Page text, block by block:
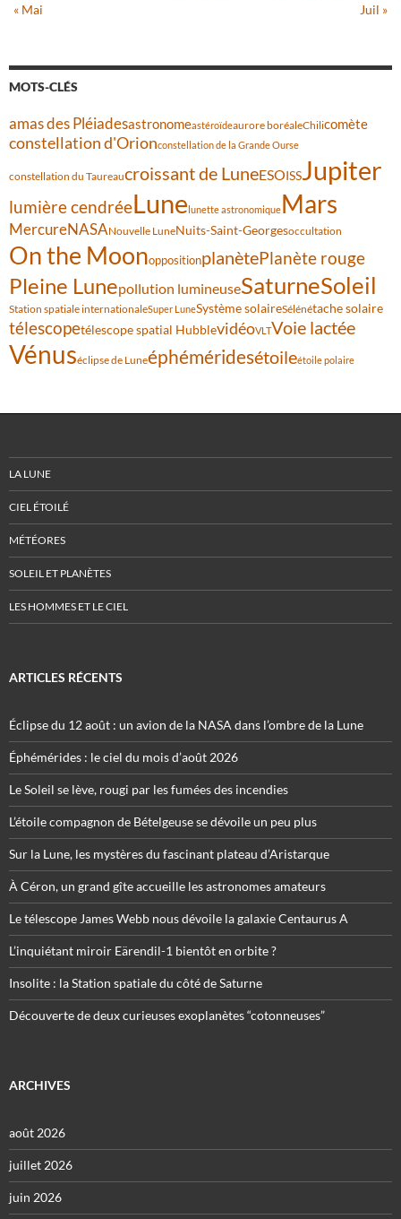
« Mai
Juil »
MOTS-CLÉS
amas des Pléiadesastronomeastéroïdeaurore boréaleChilicomète
constellation d'Orionconstellation de la Grande Ourse
constellation du Taureaucroissant de LuneESOISSJupiter
lumière cendréeLunelunette astronomiqueMars
MercureNASANouvelle LuneNuits-Saint-Georgesoccultation
On the MoonoppositionplanètePlanète rouge
Pleine Lunepollution lumineuseSaturneSoleil
Station spatiale internationaleSuper LuneSystème solaireSélénétache solaire
télescopetélescope spatial HubblevidéoVLTVoie lactée
Vénuséclipse de Luneéphéméridesétoileétoile polaire
LA LUNE
CIEL ÉTOILÉ
MÉTÉORES
SOLEIL ET PLANÈTES
LES HOMMES ET LE CIEL
ARTICLES RÉCENTS
Éclipse du 12 août : un avion de la NASA dans l’ombre de la Lune
Éphémérides : le ciel du mois d’août 2026
Le Soleil se lève, rougi par les fumées des incendies
L’étoile compagnon de Bételgeuse se dévoile un peu plus
Sur la Lune, les mystères du fascinant plateau d’Aristarque
À Céron, un grand gîte accueille les astronomes amateurs
Le télescope James Webb nous dévoile la galaxie Centaurus A
L’inquiétant miroir Eärendil-1 bientôt en orbite ?
Insolite : la Station spatiale du côté de Saturne
Découverte de deux curieuses exoplanètes “cotonneuses”
ARCHIVES
août 2026
juillet 2026
juin 2026